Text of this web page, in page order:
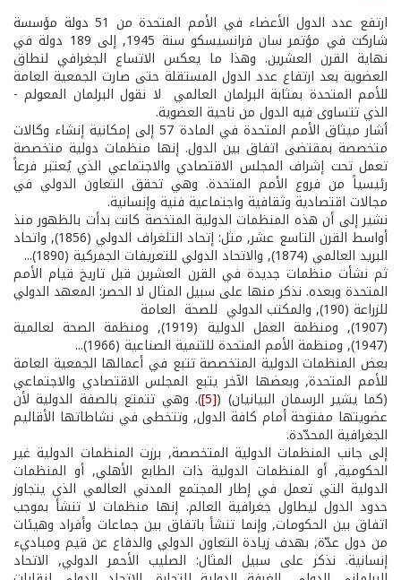
ارتفع عدد الدول الأعضاء في الأمم المتحدة من 51 دولة مؤسسة
شاركت في مؤتمر سان فرانسيسكو سنة 1945, إلى 189 دولة في
نهاية القرن العشرين. وهذا ما يعكس الاتساع الجغرافي لنطاق
العضوية بعد ارتفاع عدد الدول المستقلة حتى صارت الجمعية العامة
للأمم المتحدة بمثابة البرلمان العالمي ­ لا نقول البرلمان المعولم ­
الذي تتساوى فيه الدول من ناحية العضوية.
أشار ميثاق الأمم المتحدة في المادة 57 إلى إمكانية إنشاء وكالات
متخصصة بمقتضى اتفاق بين الدول. إنها منظمات دولية متخصصة
تعمل تحت إشراف المجلس الاقتصادي والاجتماعي الذي يُعتبر فرعاً
رئيسياً من فروع الأمم المتحدة. وهي تحقق التعاون الدولي في
مجالات اقتصادية وثقافية واجتماعية فنية وإنسانية.
نشير إلى أن هذه المنظمات الدولية المتخصة كانت بدأت بالظهور منذ
أواسط القرن التاسع عشر, مثل: إتحاد التلغراف الدولي (1856), واتحاد
البريد العالمي (1874), والاتحاد الدولي للتعريفات الجمركية (1890)...
ثم نشأت منظمات جديدة في القرن العشرين قبل تاريخ قيام الأمم
المتحدة وبعده. نذكر منها على سبيل المثال لا الحصر: المعهد الدولي
للزراعة (190), والمكتب الدولي للصحة العامة
(1907), ومنظمة العمل الدولية (1919), ومنظمة الصحة لعالمية
(1947), ومنظمة الأمم المتحدة للتنمية الصناعية (1966)...
بعض المنظمات الدولية المتخصصة تتبع في أعمالها الجمعية العامة
للأمم المتحدة, وبعضها الآخر يتبع المجلس الاقتصادي والاجتماعي
(كما يشير الرسمان البيانيان) ([5] ). وهي تتمتع بالصفة الدولية لأن
عضويتها مفتوحة أمام كافة الدول, وتتخطى في نشاطاتها الأقاليم
الجغرافية المحدّدة.
إلى جانب المنظمات الدولية المتخصصة, برزت المنظمات الدولية غير
الحكومية, أو المنظمات الدولية ذات الطابع الأهلي, أو المنظمات
الدولية التي تعمل في إطار المجتمع المدني العالمي الذي يتجاوز
حدود الدول ليطاول جغرافية العالم. إنها منظمات لا تنشأ بموجب
اتفاق بين الحكومات, وإنما تنشأ باتفاق بين جماعات وأفراد وهيئات
من دول عدّة, بهدف زيادة التعاون الدولي والدفاع عن قيم ومباديء
إنسانية. نذكر على سبيل المثال: الصليب الأحمر الدولي, الاتحاد